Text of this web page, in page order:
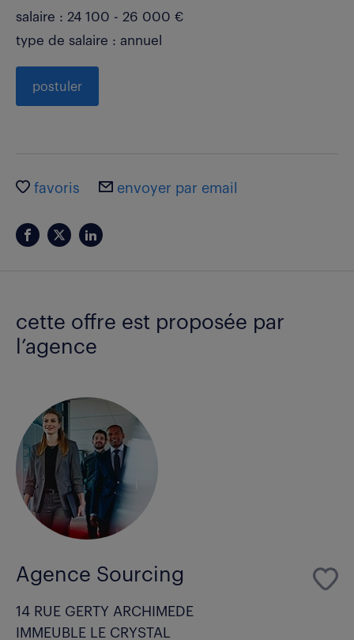
salaire : 24 100 - 26 000 €
type de salaire : annuel
postuler
favoris envoyer par email
cette offre est proposée par
l’agence
Agence Sourcing
14 RUE GERTY ARCHIMEDE
IMMEUBLE LE CRYSTAL